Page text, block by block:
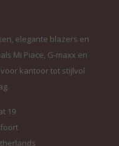
elegante blazers en
Mi Piace, G-maxx en
kantoor tot stijlvol
19